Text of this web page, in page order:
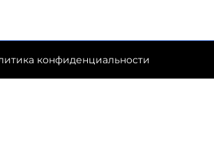
конфиденциальности